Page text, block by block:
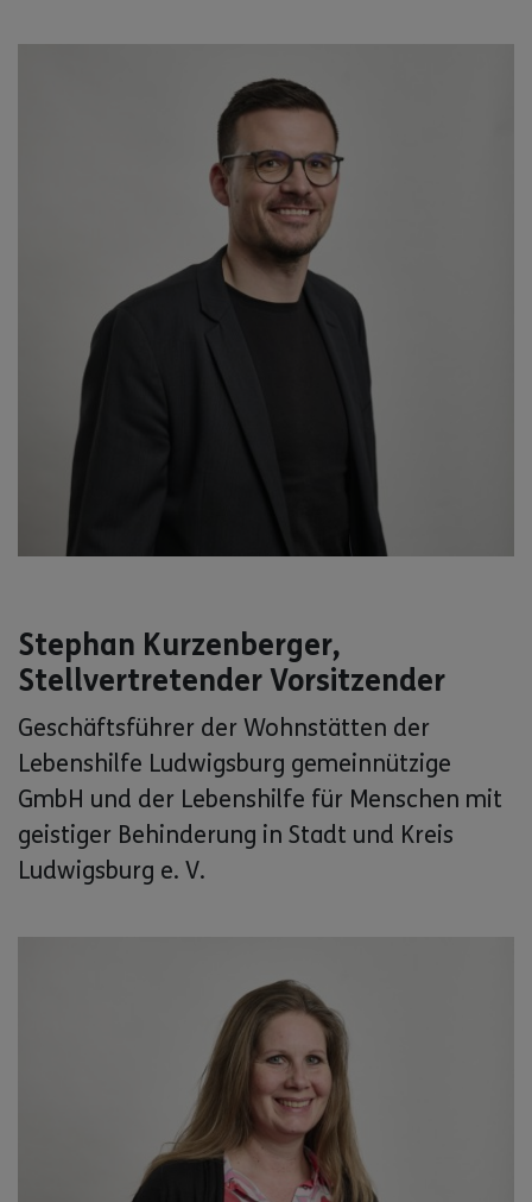
Stephan Kurzenberger,
Stellvertretender Vorsitzender
Geschäftsführer der Wohnstätten der
Lebenshilfe Ludwigsburg gemeinnützige
GmbH und der Lebenshilfe für Menschen mit
geistiger Behinderung in Stadt und Kreis
Ludwigsburg e. V.